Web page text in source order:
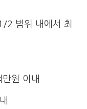
2 범위 내에서 최
원 이내